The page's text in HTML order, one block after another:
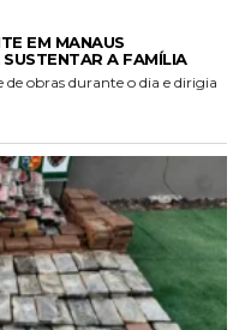
EM MANAUS
A FAMÍLIA
obras durante o dia e dirigia